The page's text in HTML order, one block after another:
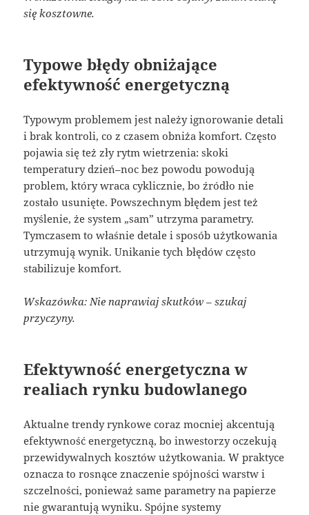
się kosztowne.
Typowe błędy obniżające
efektywność energetyczną
Typowym problemem jest należy ignorowanie detali
i brak kontroli, co z czasem obniża komfort. Często
pojawia się też zły rytm wietrzenia: skoki
temperatury dzień–noc bez powodu powodują
problem, który wraca cyklicznie, bo źródło nie
zostało usunięte. Powszechnym błędem jest też
myślenie, że system „sam” utrzyma parametry.
Tymczasem to właśnie detale i sposób użytkowania
utrzymują wynik. Unikanie tych błędów często
stabilizuje komfort.
Wskazówka: Nie naprawiaj skutków – szukaj
przyczyny.
Efektywność energetyczna w
realiach rynku budowlanego
Aktualne trendy rynkowe coraz mocniej akcentują
efektywność energetyczną, bo inwestorzy oczekują
przewidywalnych kosztów użytkowania. W praktyce
oznacza to rosnące znaczenie spójności warstw i
szczelności, ponieważ same parametry na papierze
nie gwarantują wyniku. Spójne systemy